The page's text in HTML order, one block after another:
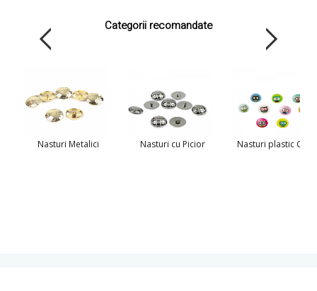
Categorii recomandate
Nasturi Metalici Nasturi cu Picior Nasturi plastic Copii